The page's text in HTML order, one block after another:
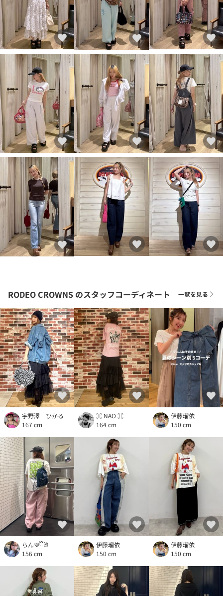
RODEO CROWNS のスタッフコーディネート 一覧を見る
宇野澤 ひかる
167 cm
⌘ NAO ⌘
164 cm
伊藤瑠依
150 cm
らん💜ྀི🐰
156 cm
伊藤瑠依
150 cm
伊藤瑠依
150 cm